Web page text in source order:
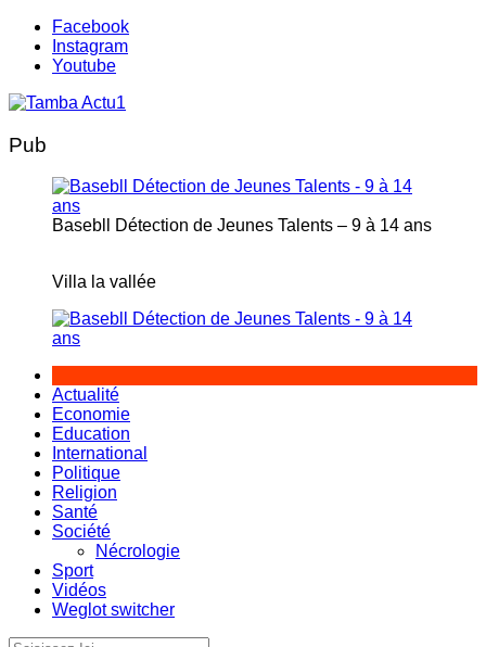
Aller
contenu
Facebook
Instagram
Youtube
Pub
Basebll Détection de Jeunes Talents – 9 à 14 ans
Villa la vallée
Actualité
Economie
Education
International
Politique
Religion
Santé
Société
Nécrologie
Sport
Vidéos
Weglot switcher